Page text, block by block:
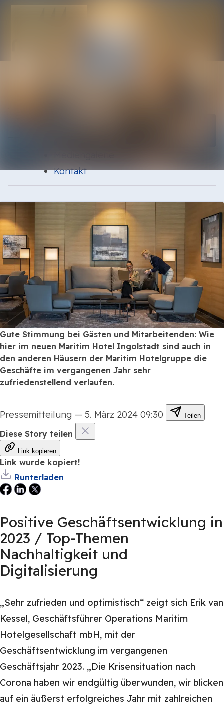
Kontakt
Gute Stimmung bei Gästen und Mitarbeitenden: Wie
hier im neuen Maritim Hotel Ingolstadt sind auch in
den anderen Häusern der Maritim Hotelgruppe die
Geschäfte im vergangenen Jahr sehr
zufriedenstellend verlaufen.
Pressemitteilung — 5. März 2024 09:30 Teilen
Diese Story teilen
Link kopieren
Link wurde kopiert!
Runterladen
Positive Geschäftsentwicklung in
2023 / Top-Themen
Nachhaltigkeit und
Digitalisierung
„Sehr zufrieden und optimistisch“ zeigt sich Erik van
Kessel, Geschäftsführer Operations Maritim
Hotelgesellschaft mbH, mit der
Geschäftsentwicklung im vergangenen
Geschäftsjahr 2023. „Die Krisensituation nach
Corona haben wir endgültig überwunden, wir blicken
auf ein äußerst erfolgreiches Jahr mit zahlreichen